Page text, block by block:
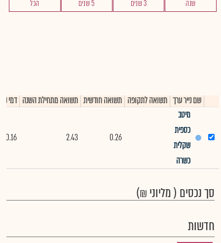
שנה
3 שנים 5 שנים הכל
שם נייר ערך תשואה לתקופה תשואה חודשית תשואה מתחילת השנה דמי
מיטב
כספית
שקלית
כשרה
0.26
2.43
0.16
סך נכסים ( מליוני ₪)
חדשות